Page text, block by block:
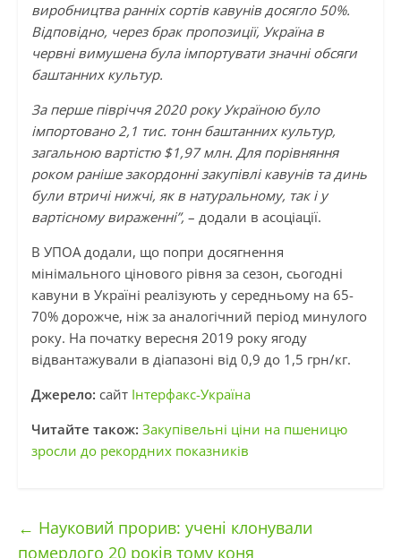
виробництва ранніх сортів кавунів досягло 50%.
Відповідно, через брак пропозиції, Україна в
червні вимушена була імпортувати значні обсяги
баштанних культур.
За перше півріччя 2020 року Україною було
імпортовано 2,1 тис. тонн баштанних культур,
загальною вартістю $1,97 млн. Для порівняння
роком раніше закордонні закупівлі кавунів та динь
були втричі нижчі, як в натуральному, так і у
вартісному вираженні”, – додали в асоціації.
В УПОА додали, що попри досягнення
мінімального цінового рівня за сезон, сьогодні
кавуни в Україні реалізують у середньому на 65-
70% дорожче, ніж за аналогічний період минулого
року. На початку вересня 2019 року ягоду
відвантажували в діапазоні від 0,9 до 1,5 грн/кг.
Джерело: сайт Інтерфакс-Україна
Читайте також: Закупівельні ціни на пшеницю
зросли до рекордних показників
← Науковий прорив: учені клонували
померлого 20 років тому коня